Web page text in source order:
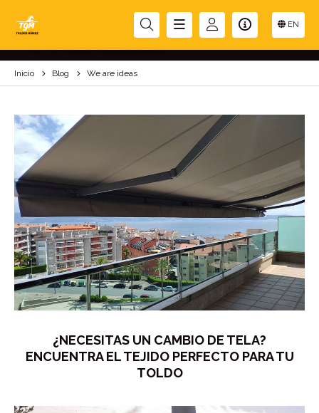
EN
WE ARE IDEAS
Inicio Blog We are ideas
¿NECESITAS UN CAMBIO DE TELA?
ENCUENTRA EL TEJIDO PERFECTO PARA TU
TOLDO